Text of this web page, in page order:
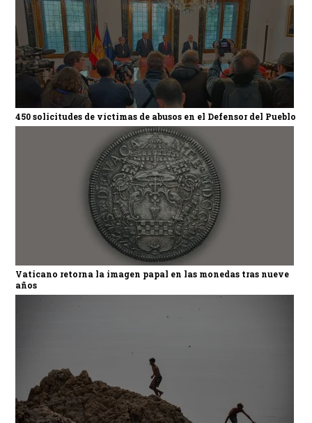
450 solicitudes de víctimas de abusos en el Defensor del Pueblo
Vaticano retorna la imagen papal en las monedas tras nueve
años